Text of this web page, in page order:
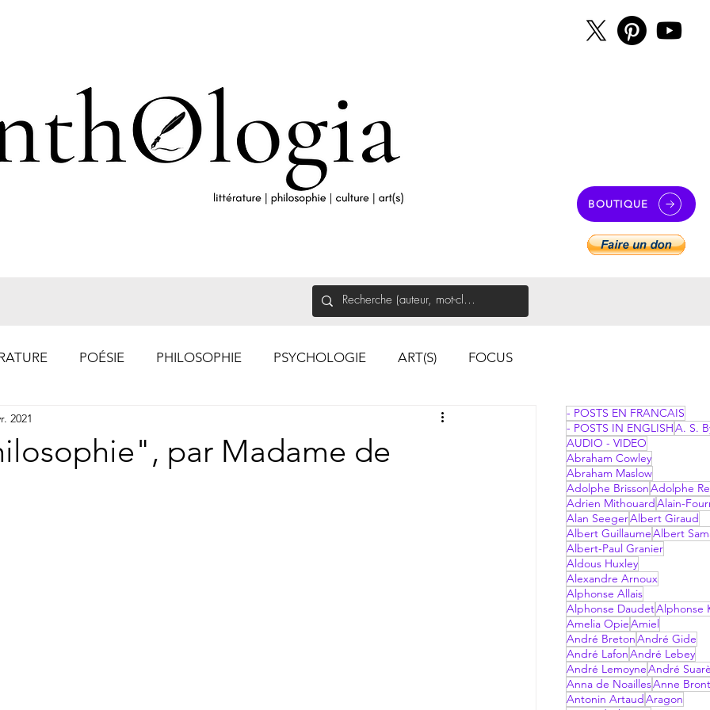
BOUTIQUE
POÉSIE PHILOSOPHIE PSYCHOLOGIE ART(S) FOCUS
par Madame de
2021
- POSTS EN FRANCAIS
- POSTS IN ENGLISHA. S.
AUDIO - VIDEO
Abraham Cowley
Abraham Maslow
Adolphe BrissonAdolphe
Adrien Mithouard Alain-
Alan SeegerAlbert Giraud
Albert GuillaumeAlbert
Albert-Paul Granier
Aldous Huxley
Alexandre Arnoux
Alphonse Allais
Alphonse DaudetAlphonse
Amelia OpieAmiel
André BretonAndré Gide
André LafonAndré Lebey
André LemoyneAndré
Anna de NoaillesAnne
Antonin Artaud Aragon